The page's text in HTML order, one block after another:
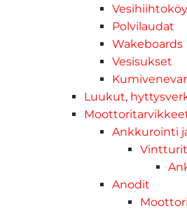
Polvilaudat
Wakeboards
Vesisukset
Luukut,
Ankkurointi
Anodit